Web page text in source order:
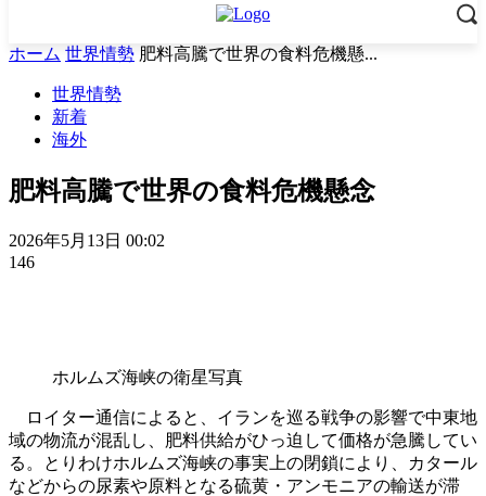
ホーム 世界情勢 肥料高騰で世界の食料危機懸...
世界情勢
新着
海外
肥料高騰で世界の食料危機懸念
2026年5月13日 00:02
146
ホルムズ海峡の衛星写真
ロイター通信によると、イランを巡る戦争の影響で中東地
域の物流が混乱し、肥料供給がひっ迫して価格が急騰してい
る。とりわけホルムズ海峡の事実上の閉鎖により、カタール
などからの尿素や原料となる硫黄・アンモニアの輸送が滞